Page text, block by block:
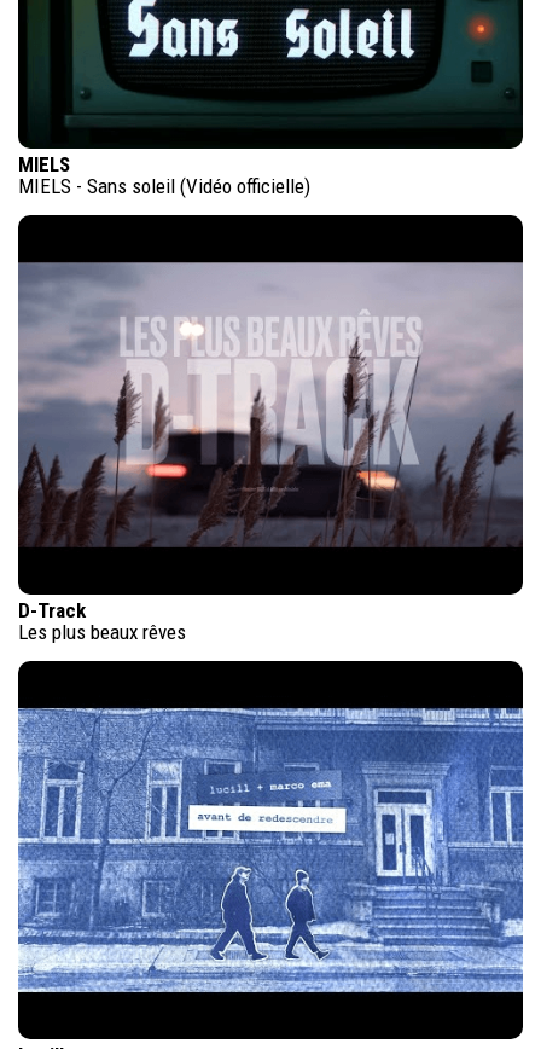
MIELS
MIELS - Sans soleil (Vidéo officielle)
D-Track
Les plus beaux rêves